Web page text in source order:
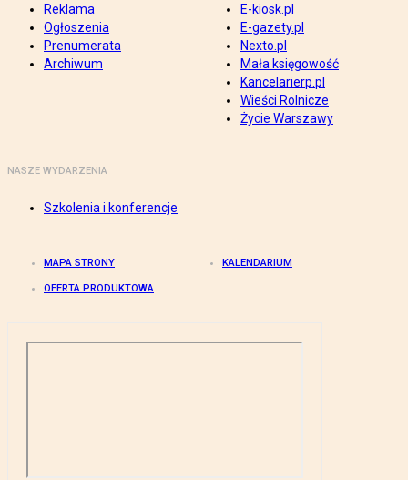
Reklama
Ogłoszenia
Prenumerata
Archiwum
E-kiosk.pl
E-gazety.pl
Nexto.pl
Mała księgowość
Kancelarierp.pl
Wieści Rolnicze
Życie Warszawy
NASZE WYDARZENIA
Szkolenia i konferencje
MAPA STRONY KALENDARIUM
OFERTA PRODUKTOWA